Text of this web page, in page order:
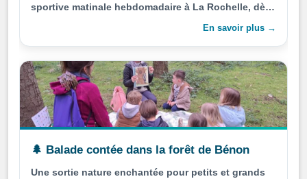
sportive matinale hebdomadaire à La Rochelle, dès
En savoir plus →
🌲 Balade contée dans la forêt de Bénon
Une sortie nature enchantée pour petits et grands